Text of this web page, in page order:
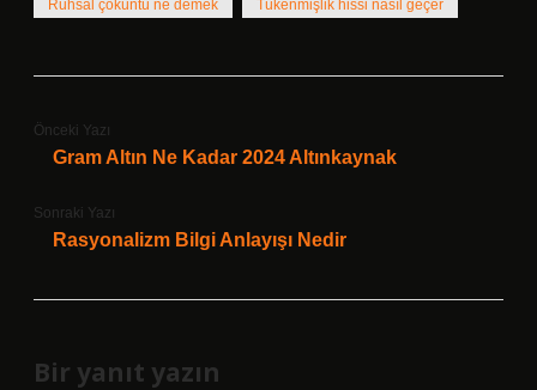
Ruhsal çöküntü ne demek Tükenmişlik hissi nasıl geçer
Önceki Yazı
Gram Altın Ne Kadar 2024 Altınkaynak
Sonraki Yazı
Rasyonalizm Bilgi Anlayışı Nedir
Bir yanıt yazın